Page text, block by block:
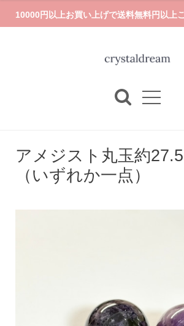
10000円以上お買い上げで送料無料円以上
アメジスト丸玉約
（いずれか一点）